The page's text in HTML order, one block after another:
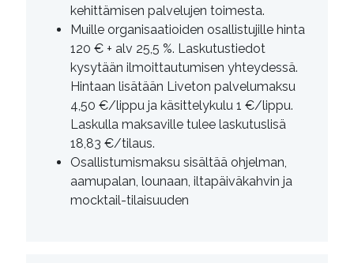
kehittämisen palvelujen toimesta.
Muille organisaatioiden osallistujille hinta
120 € + alv 25,5 %. Laskutustiedot
kysytään ilmoittautumisen yhteydessä.
Hintaan lisätään Liveton palvelumaksu
4,50 €/lippu ja käsittelykulu 1 €/lippu.
Laskulla maksaville tulee laskutuslisä
18,83 €/tilaus.
Osallistumismaksu sisältää ohjelman,
aamupalan, lounaan, iltapäiväkahvin ja
mocktail-tilaisuuden